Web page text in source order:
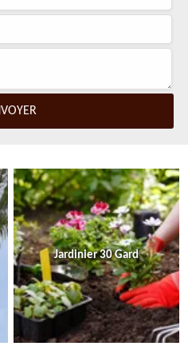
Jardinier 30 Gard